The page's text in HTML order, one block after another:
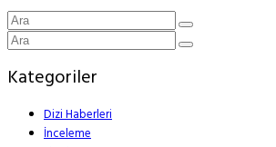
Kategoriler
Dizi Haberleri
İnceleme